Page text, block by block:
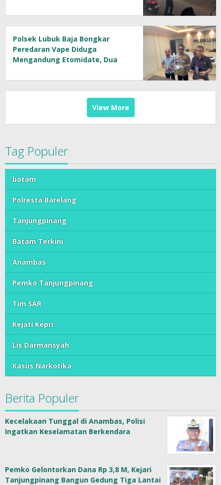
Polsek Lubuk Baja Bongkar
Peredaran Vape Diduga
Mengandung Etomidate, Dua
View More
Tag Populer
batam
Polresta Barelang
Tanjungpinang
Batam Terkini
Anambas
Pemko Tanjungpinang
Tim SAR
Kejati Kepri
Lis Darmansyah
Kasus Narkotika
Berita Populer
Kecelakaan Tunggal di Anambas, Polisi
Ingatkan Keselamatan Berkendara
Pemko Gelontorkan Dana Rp 3,8 M, Kejari
Tanjungpinang Bangun Gedung Tiga Lantai